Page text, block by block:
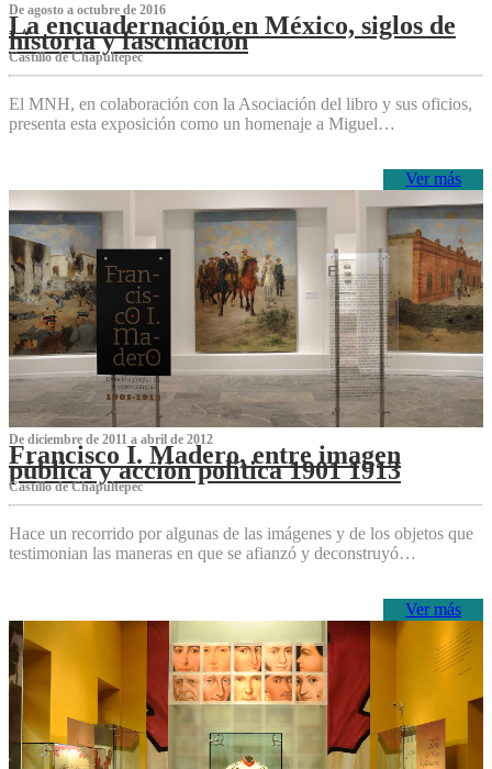
De agosto a octubre de 2016
La encuadernación en México, siglos de
historia y fascinación
Castillo de Chapultepec
El MNH, en colaboración con la Asociación del libro y sus oficios,
presenta esta exposición como un homenaje a Miguel…
Ver más
De diciembre de 2011 a abril de 2012
Francisco I. Madero, entre imagen
pública y acción política 1901 1913
Castillo de Chapultepec
Hace un recorrido por algunas de las imágenes y de los objetos que
testimonian las maneras en que se afianzó y deconstruyó…
Ver más